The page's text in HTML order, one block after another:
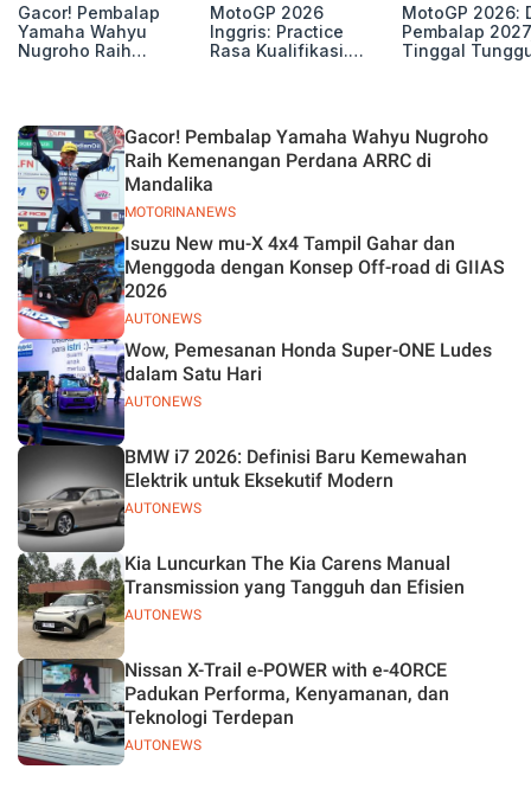
Gacor! Pembalap
Yamaha Wahyu
Nugroho Raih
MotoGP 2026
Inggris: Practice
Rasa Kualifikasi.
Silverstone!
MotoGP 2026:
Pembalap
Tinggal
MOTORINANEWS
Gacor! Pembalap Yamaha Wahyu Nugroho
Raih Kemenangan Perdana ARRC di
Mandalika
AUTONEWS
Isuzu New mu-X 4x4 Tampil Gahar dan
Menggoda dengan Konsep Off-road di GIIAS
2026
AUTONEWS
Wow, Pemesanan Honda Super-ONE Ludes
dalam Satu Hari
AUTONEWS
BMW i7 2026: Definisi Baru Kemewahan
Elektrik untuk Eksekutif Modern
AUTONEWS
Kia Luncurkan The Kia Carens Manual
Transmission yang Tangguh dan Efisien
AUTONEWS
Nissan X-Trail e-POWER with e-4ORCE
Padukan Performa, Kenyamanan, dan
Teknologi Terdepan